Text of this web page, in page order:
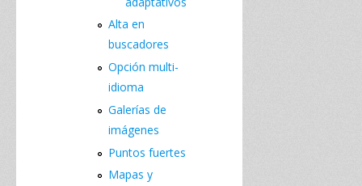
Alta en
buscadores
Opción multi-
idioma
Galerías de
imágenes
Puntos fuertes
Mapas y